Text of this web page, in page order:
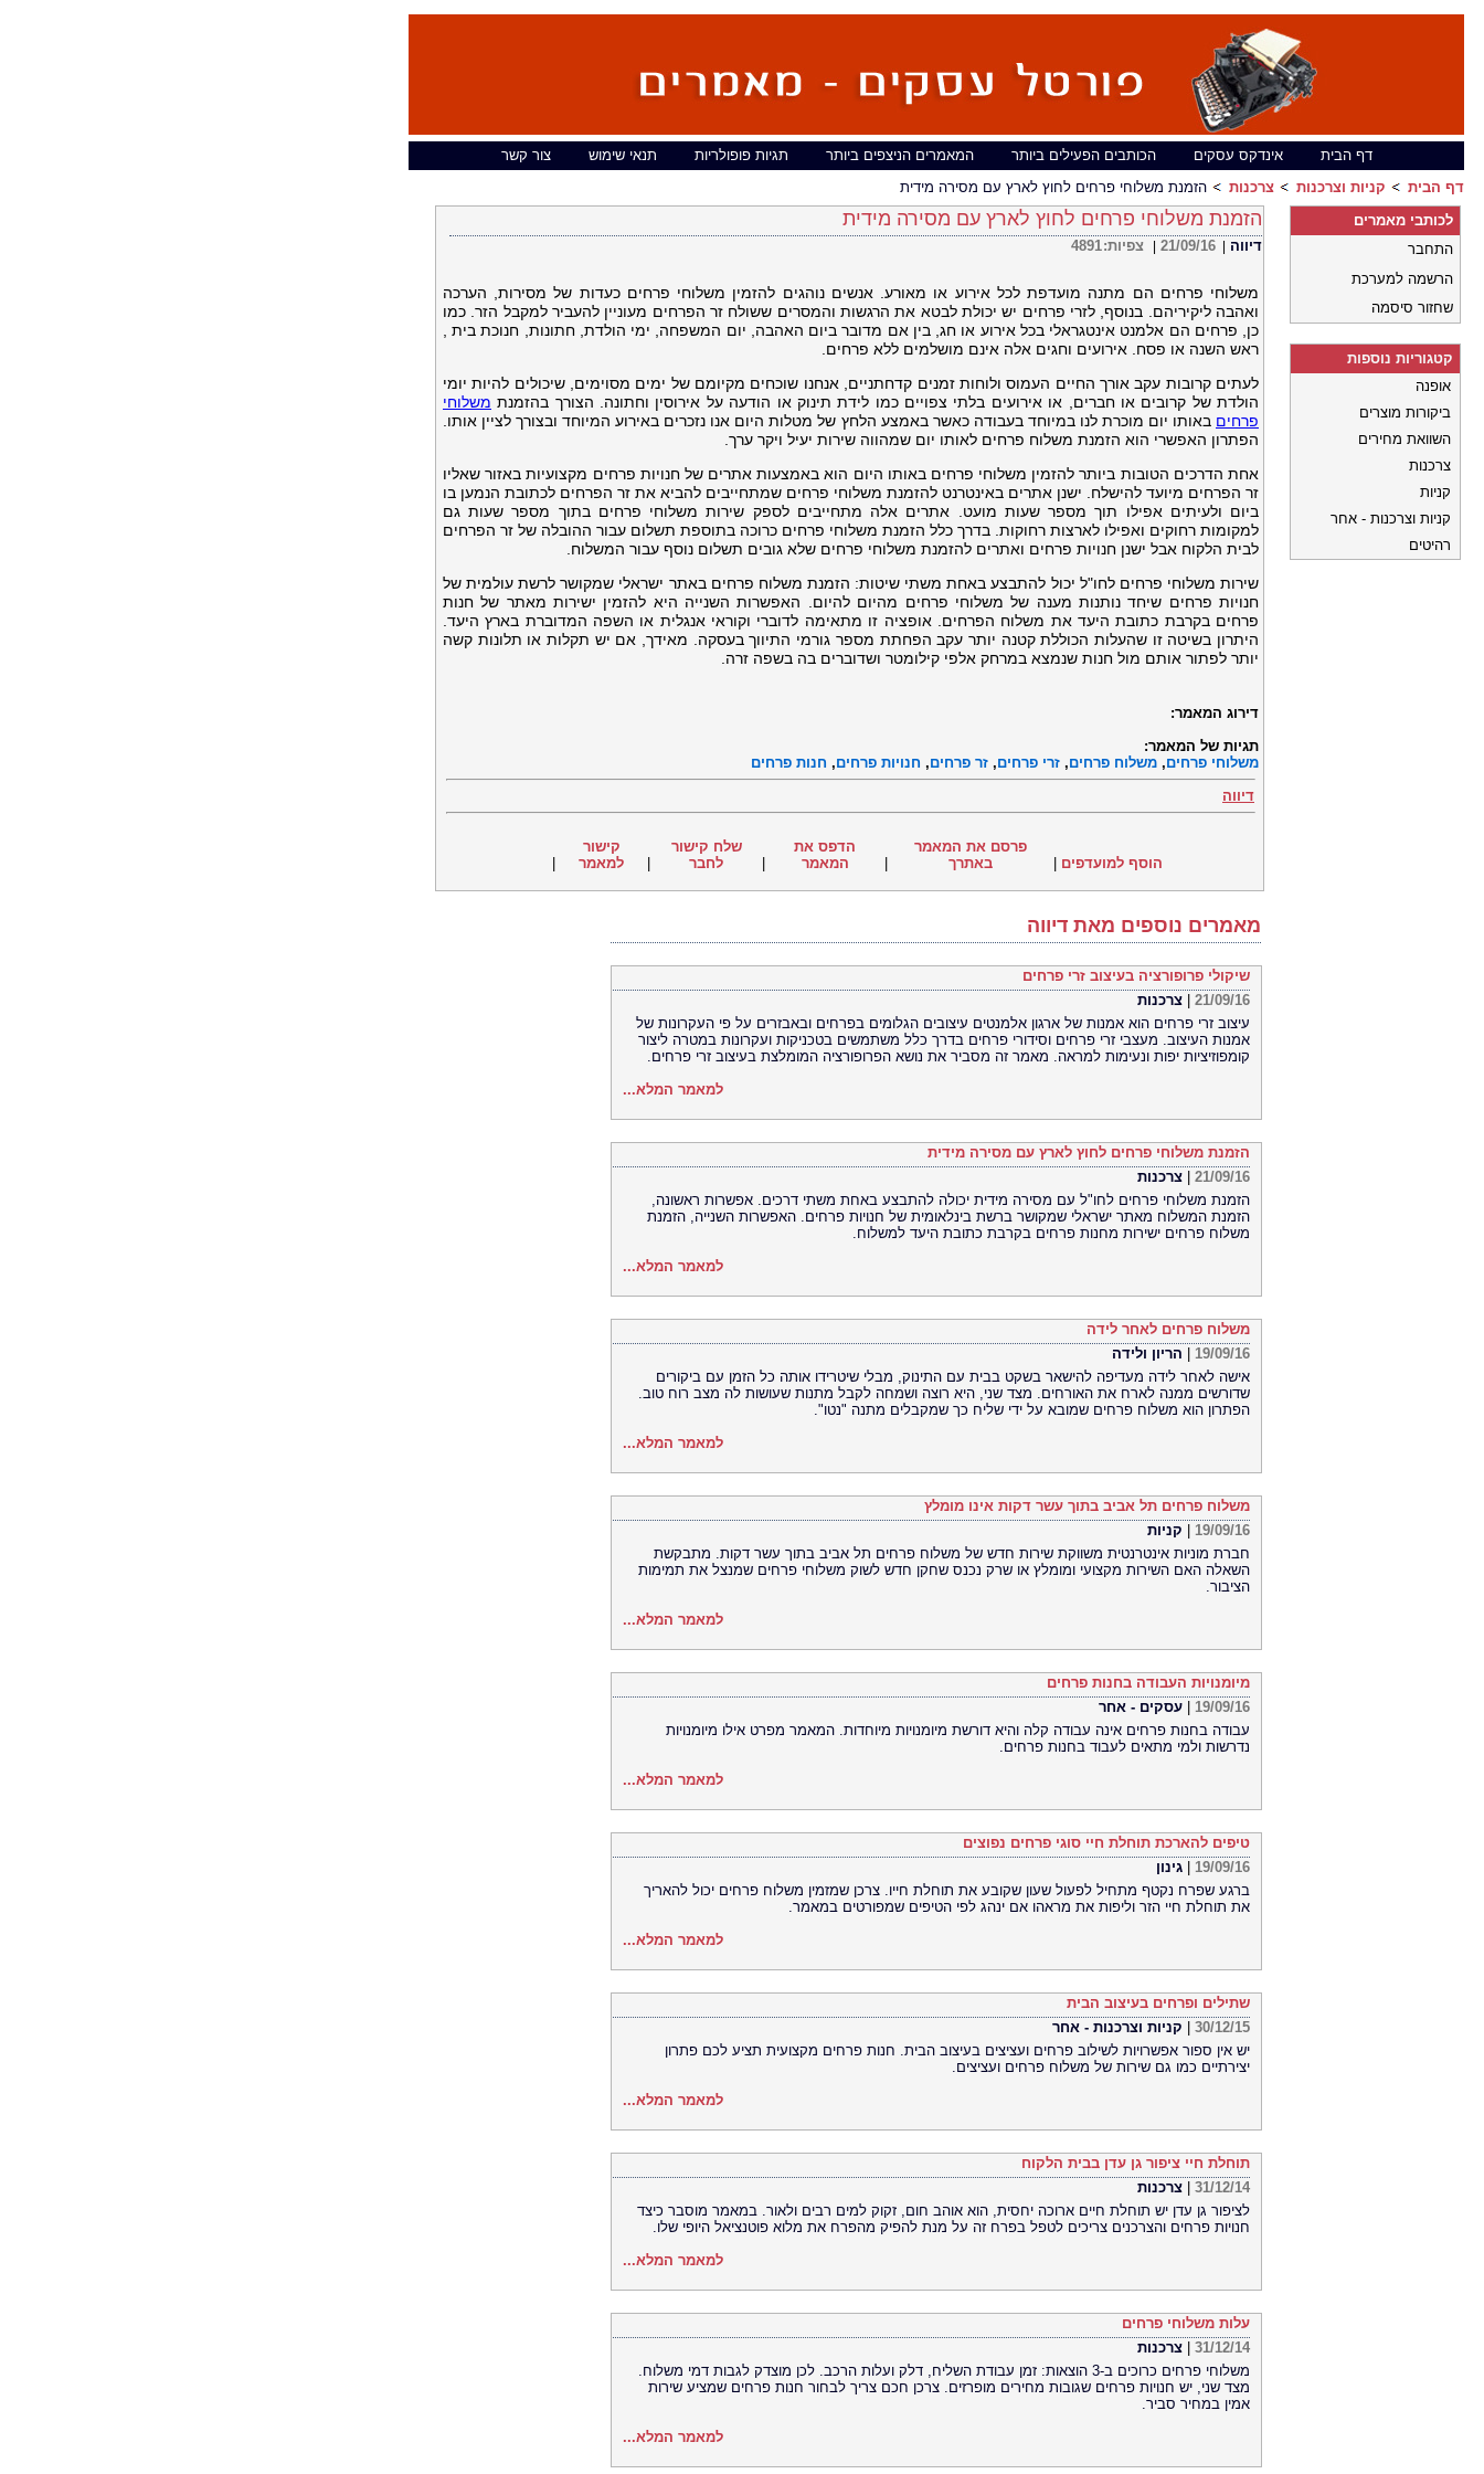
דף הבית אינדקס עסקים הכותבים הפעילים ביותר המאמרים הניצפים ביותר תגיות פופולריות תנאי שימוש
צור קשר
דף הבית
קניות וצרכנות צרכנות הזמנת משלוחי פרחים לחוץ לארץ עם מסירה מידית
הזמנת משלוחי פרחים לחוץ לארץ עם מסירה מידית
דיווה 21/09/16 צפיות:4891
משלוחי פרחים הם מתנה מועדפת לכל אירוע או מאורע. אנשים נוהגים להזמין משלוחי פרחים כעדות של מסירות, הערכה
ואהבה ליקיריהם. בנוסף, לזרי פרחים יש יכולת לבטא את הרגשות והמסרים ששולח זר הפרחים מעוניין להעביר למקבל הזר. כמו
כן, פרחים הם אלמנט אינטגראלי בכל אירוע או חג, בין אם מדובר ביום האהבה, יום המשפחה, ימי הולדת, חתונות, חנוכת בית ,
ראש השנה או פסח. אירועים וחגים אלה אינם מושלמים ללא פרחים.
לעתים קרובות עקב אורך החיים העמוס ולוחות זמנים קדחתניים, אנחנו שוכחים מקיומם של ימים מסוימים, שיכולים להיות יומי
הולדת של קרובים או חברים, או אירועים בלתי צפויים כמו לידת תינוק או הודעה על אירוסין וחתונה. הצורך בהזמנת משלוחי
פרחים באותו יום מוכרת לנו במיוחד בעבודה כאשר באמצע הלחץ של מטלות היום אנו נזכרים באירוע המיוחד ובצורך לציין אותו.
הפתרון האפשרי הוא הזמנת משלוח פרחים לאותו יום שמהווה שירות יעיל ויקר ערך.
אחת הדרכים הטובות ביותר להזמין משלוחי פרחים באותו היום הוא באמצעות אתרים של חנויות פרחים מקצועיות באזור שאליו
זר הפרחים מיועד להישלח. ישנן אתרים באינטרנט להזמנת משלוחי פרחים שמתחייבים להביא את זר הפרחים לכתובת הנמען בו
ביום ולעיתים אפילו תוך מספר שעות מועט. אתרים אלה מתחייבים לספק שירות משלוחי פרחים בתוך מספר שעות גם
למקומות רחוקים ואפילו לארצות רחוקות. בדרך כלל הזמנת משלוחי פרחים כרוכה בתוספת תשלום עבור ההובלה של זר הפרחים
לבית הלקוח אבל ישנן חנויות פרחים ואתרים להזמנת משלוחי פרחים שלא גובים תשלום נוסף עבור המשלוח.
שירות משלוחי פרחים לחו"ל יכול להתבצע באחת משתי שיטות: הזמנת משלוח פרחים באתר ישראלי שמקושר לרשת עולמית של
חנויות פרחים שיחד נותנות מענה של משלוחי פרחים מהיום להיום. האפשרות השנייה היא להזמין ישירות מאתר של חנות
פרחים בקרבת כתובת היעד את משלוח הפרחים. אופציה זו מתאימה לדוברי וקוראי אנגלית או השפה המדוברת בארץ היעד.
היתרון בשיטה זו שהעלות הכוללת קטנה יותר עקב הפחתת מספר גורמי התיווך בעסקה. מאידך, אם יש תקלות או תלונות קשה
יותר לפתור אותם מול חנות שנמצא במרחק אלפי קילומטר ושדוברים בה בשפה זרה.
דירוג המאמר:
תגיות של המאמר:
משלוחי פרחים, משלוח פרחים, זרי פרחים, זר פרחים, חנויות פרחים, חנות פרחים
דיווה
הוסף למועדפים |
פרסם את המאמר
באתרך
|
הדפס את
המאמר
|
שלח קישור
לחבר
|
קישור
למאמר
|
מאמרים נוספים מאת דיווה
שיקולי פרופורציה בעיצוב זרי פרחים
21/09/16
צרכנות
עיצוב זרי פרחים הוא אמנות של ארגון אלמנטים עיצובים הגלומים בפרחים ובאבזרים על פי העקרונות של
אמנות העיצוב. מעצבי זרי פרחים וסידורי פרחים בדרך כלל משתמשים בטכניקות ועקרונות במטרה ליצור
קומפוזיציות יפות ונעימות למראה. מאמר זה מסביר את נושא הפרופורציה המומלצת בעיצוב זרי פרחים.
למאמר המלא...
הזמנת משלוחי פרחים לחוץ לארץ עם מסירה מידית
21/09/16
צרכנות
הזמנת משלוחי פרחים לחו"ל עם מסירה מידית יכולה להתבצע באחת משתי דרכים. אפשרות ראשונה,
הזמנת המשלוח מאתר ישראלי שמקושר ברשת בינלאומית של חנויות פרחים. האפשרות השנייה, הזמנת
משלוח פרחים ישירות מחנות פרחים בקרבת כתובת היעד למשלוח.
למאמר המלא...
משלוח פרחים לאחר לידה
19/09/16
הריון ולידה
אישה לאחר לידה מעדיפה להישאר בשקט בבית עם התינוק, מבלי שיטרידו אותה כל הזמן עם ביקורים
שדורשים ממנה לארח את האורחים. מצד שני, היא רוצה ושמחה לקבל מתנות שעושות לה מצב רוח טוב.
הפתרון הוא משלוח פרחים שמובא על ידי שליח כך שמקבלים מתנה "נטו".
למאמר המלא...
משלוח פרחים תל אביב בתוך עשר דקות אינו מומלץ
19/09/16
קניות
חברת מוניות אינטרנטית משווקת שירות חדש של משלוח פרחים תל אביב בתוך עשר דקות. מתבקשת
השאלה האם השירות מקצועי ומומלץ או שרק נכנס שחקן חדש לשוק משלוחי פרחים שמנצל את תמימות
הציבור.
למאמר המלא...
מיומנויות העבודה בחנות פרחים
19/09/16
עסקים - אחר
עבודה בחנות פרחים אינה עבודה קלה והיא דורשת מיומנויות מיוחדות. המאמר מפרט אילו מיומנויות
נדרשות ולמי מתאים לעבוד בחנות פרחים.
למאמר המלא...
טיפים להארכת תוחלת חיי סוגי פרחים נפוצים
19/09/16
גינון
ברגע שפרח נקטף מתחיל לפעול שעון שקובע את תוחלת חייו. צרכן שמזמין משלוח פרחים יכול להאריך
את תוחלת חיי הזר וליפות את מראהו אם ינהג לפי הטיפים שמפורטים במאמר.
למאמר המלא...
שתילים ופרחים בעיצוב הבית
30/12/15
קניות וצרכנות - אחר
יש אין ספור אפשרויות לשילוב פרחים ועציצים בעיצוב הבית. חנות פרחים מקצועית תציע לכם פתרון
יצירתיים כמו גם שירות של משלוח פרחים ועציצים.
למאמר המלא...
תוחלת חיי ציפור גן עדן בבית הלקוח
31/12/14
צרכנות
לציפור גן עדן יש תוחלת חיים ארוכה יחסית, הוא אוהב חום, זקוק למים רבים ולאור. במאמר מוסבר כיצד
חנויות פרחים והצרכנים צריכים לטפל בפרח זה על מנת להפיק מהפרח את מלוא פוטנציאל היופי שלו.
למאמר המלא...
עלות משלוחי פרחים
31/12/14
צרכנות
משלוחי פרחים כרוכים ב-3 הוצאות: זמן עבודת השליח, דלק ועלות הרכב. לכן מוצדק לגבות דמי משלוח.
מצד שני, יש חנויות פרחים שגובות מחירים מופרזים. צרכן חכם צריך לבחור חנות פרחים שמציע שירות
אמין במחיר סביר.
למאמר המלא...
לכותבי מאמרים
התחבר
הרשמה למערכת
שחזור סיסמה
קטגוריות נוספות
אופנה
ביקורות מוצרים
השוואת מחירים
צרכנות
קניות
קניות וצרכנות - אחר
רהיטים